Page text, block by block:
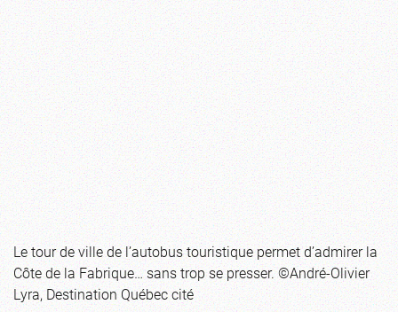
Le tour de ville de l’autobus touristique permet d’admirer la
Côte de la Fabrique… sans trop se presser. ©André-Olivier
Lyra, Destination Québec cité